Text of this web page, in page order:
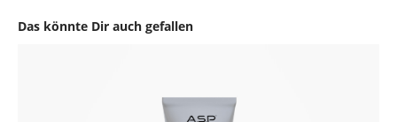
Das könnte Dir auch gefallen